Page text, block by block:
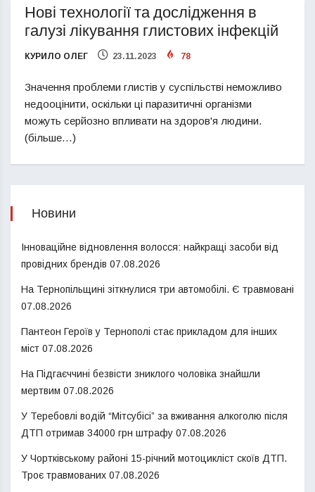
Нові технології та дослідження в
галузі лікування глистових інфекцій
КУРИЛО ОЛЕГ 23.11.2023 78
Значення проблеми глистів у суспільстві неможливо
недооцінити, оскільки ці паразитичні організми
можуть серйозно впливати на здоров'я людини.
(більше…)
Новини
Інноваційне відновлення волосся: найкращі засоби від
провідних брендів 07.08.2026
На Тернопільщині зіткнулися три автомобілі. Є травмовані
07.08.2026
Пантеон Героїв у Тернополі стає прикладом для інших
міст 07.08.2026
На Підгаєччині безвісти зниклого чоловіка знайшли
мертвим 07.08.2026
У Теребовлі водій “Мітсубісі” за вживання алкоголю після
ДТП отримав 34000 грн штрафу 07.08.2026
У Чортківському районі 15-річний мотоцикліст скоїв ДТП.
Троє травмованих 07.08.2026